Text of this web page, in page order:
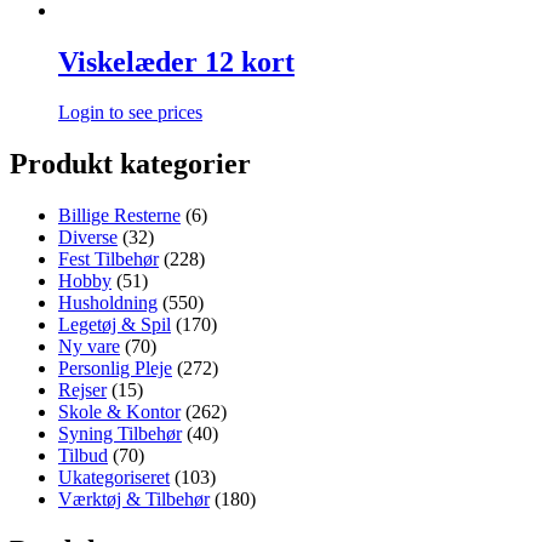
Viskelæder 12 kort
Login to see prices
Produkt kategorier
Billige Resterne (6)
Diverse (32)
Fest Tilbehør (228)
Hobby (51)
Husholdning (550)
Legetøj & Spil (170)
Ny vare (70)
Personlig Pleje (272)
Rejser (15)
Skole & Kontor (262)
Syning Tilbehør (40)
Tilbud (70)
Ukategoriseret (103)
Værktøj & Tilbehør (180)